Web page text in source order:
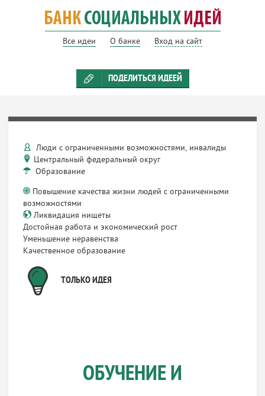
Все идеи О банке Вход на сайт
ПОДЕЛИТЬСЯ ИДЕЕЙ
Люди с ограниченными возможностями, инвалиды
Центральный федеральный округ
Образование
Повышение качества жизни людей с ограниченными
возможностями
Ликвидация нищеты
Достойная работа и экономический рост
Уменьшение неравенства
Качественное образование
ТОЛЬКО ИДЕЯ
ОБУЧЕНИЕ И